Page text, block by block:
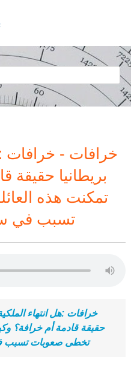
خرافات - خرافات
بريطانيا حقيقة
تمكنت هذه
تسبب في
خرافات :هل انتهاء
حقيقة قادمة أم خرافة؟
تخطى صعوبات تسبب